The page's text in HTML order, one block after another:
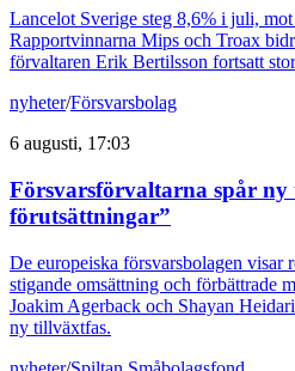
Lancelot Sverige steg 8,6% i juli,
Rapportvinnarna Mips och Troax
förvaltaren Erik Bertilsson fortsatt
nyheter/Försvarsbolag
6 augusti, 17:03
Försvarsförvaltarna spår
förutsättningar”
De europeiska försvarsbolagen visar
stigande omsättning och förbättrade
Joakim Agerback och Shayan
ny tillväxtfas.